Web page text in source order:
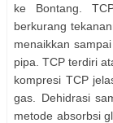
ke Bontang.
berkurang
menaikkan
pipa. TCP terdiri
kompresi TCP
gas. Dehidrasi
metode absorbsi